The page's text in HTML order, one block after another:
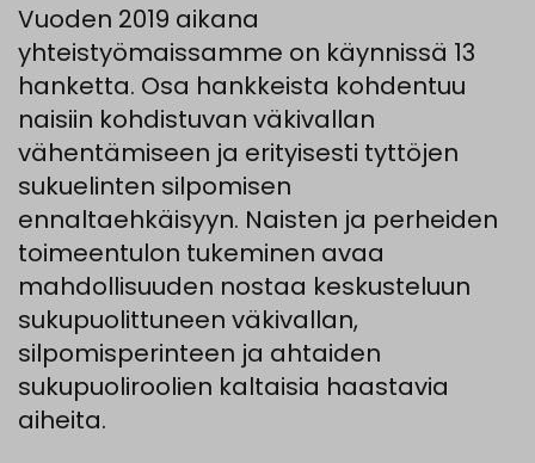
Vuoden 2019 aikana
yhteistyömaissamme on käynnissä 13
hanketta. Osa hankkeista kohdentuu
naisiin kohdistuvan väkivallan
vähentämiseen ja erityisesti tyttöjen
sukuelinten silpomisen
ennaltaehkäisyyn. Naisten ja perheiden
toimeentulon tukeminen avaa
mahdollisuuden nostaa keskusteluun
sukupuolittuneen väkivallan,
silpomisperinteen ja ahtaiden
sukupuoliroolien kaltaisia haastavia
aiheita.